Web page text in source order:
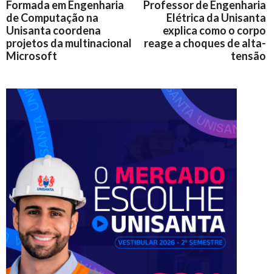
Formada em Engenharia
de Computação na
Unisanta coordena
projetos da multinacional
Microsoft
Professor de Engenharia
Elétrica da Unisanta
explica como o corpo
reage a choques de alta-
tensão